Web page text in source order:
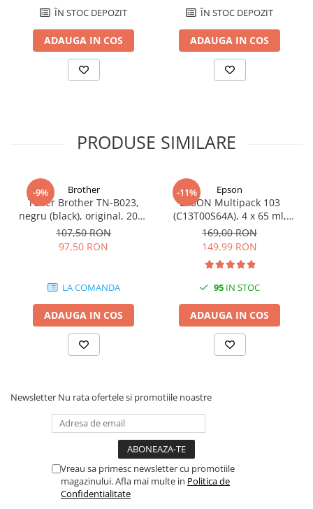
ÎN STOC DEPOZIT
ADAUGA IN COS
ÎN STOC DEPOZIT
ADAUGA IN COS
PRODUSE SIMILARE
-9% Brother
Toner Brother TN-B023,
negru (black), original, 2000
pagini
107,50 RON
97,50 RON
LA COMANDA
ADAUGA IN COS
-11% Epson
EPSON Multipack 103
(C13T00S64A), 4 x 65 ml,
Black/Cyan/Magenta/Yellow
(T00S6)
169,00 RON
149,99 RON
95 IN STOC
ADAUGA IN COS
Newsletter Nu rata ofertele si promotiile noastre
Vreau sa primesc newsletter cu promotiile
magazinului. Afla mai multe in Politica de
Confidentialitate